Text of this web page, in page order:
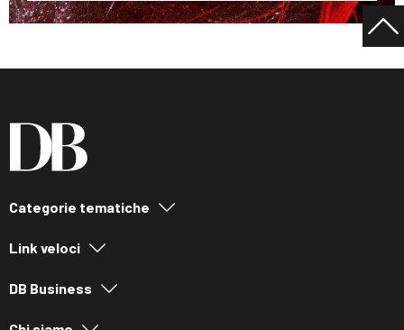
Categorie tematiche
Link veloci
DB Business